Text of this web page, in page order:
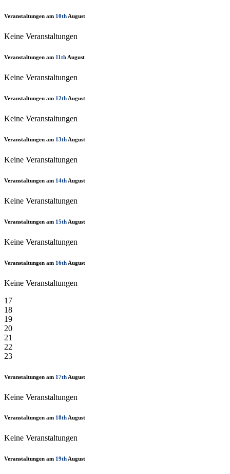
Veranstaltungen am 10th August
Keine Veranstaltungen
Veranstaltungen am 11th August
Keine Veranstaltungen
Veranstaltungen am 12th August
Keine Veranstaltungen
Veranstaltungen am 13th August
Keine Veranstaltungen
Veranstaltungen am 14th August
Keine Veranstaltungen
Veranstaltungen am 15th August
Keine Veranstaltungen
Veranstaltungen am 16th August
Keine Veranstaltungen
17
18
19
20
21
22
23
Veranstaltungen am 17th August
Keine Veranstaltungen
Veranstaltungen am 18thAugust
Keine Veranstaltungen
Veranstaltungen am 19thAugust